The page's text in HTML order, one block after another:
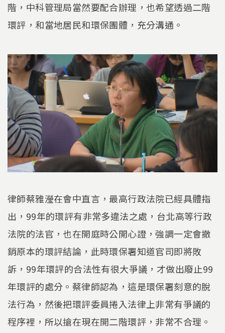
階，中科管理局當然要配合辦理，也希望透過二階
環評，和當地居民和環保團體，充分溝通。
律師蔡雅瀅在會中直言，最高行政法院已經具體指
出，99年的環評有非常多違法之處，台北高等行政
法院的法官，也在開庭時公開心證，強調一定會撤
銷原本的環評結論，此時環保署知道官司即將敗
訴，99年環評的合法性有很大爭議，才做出廢止99
年環評的處分。蔡律師認為，這是環保署刻意的脫
法行為，然後把環評委員捲入法律上非常有爭議的
程序裡，所以搶在現在開二階環評，非常不合理。